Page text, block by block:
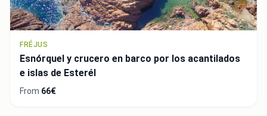
FRÉJUS
Esnórquel y crucero en barco por los acantilados
e islas de Esterél
From 66€